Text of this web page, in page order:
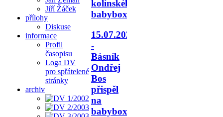
Jiří Žáček
přílohy
Diskuse
informace
Profil
časopisu
Loga DV
pro spřátelené
stránky
archiv
kolínského
babyboxu.
15.07.2026
-
Básník
Ondřej
Bos
přispěl
na
babyboxy.